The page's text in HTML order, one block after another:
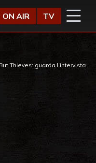
ON AIR TV
Thieves: guarda l’intervista